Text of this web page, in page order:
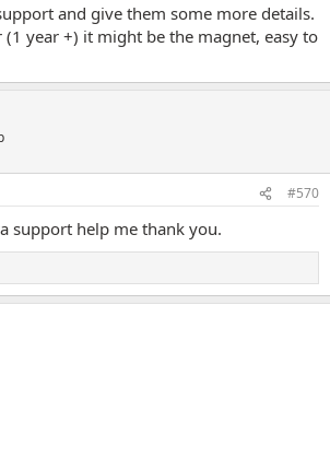
and give them some more details.
year +) it might be the magnet, easy to
#570
support help me thank you.